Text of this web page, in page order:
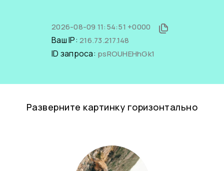
2026-08-09 11:54:51 +0000
Ваш IP: 216.73.217.148
ID запроса: psROUHEHhGk1
Разверните картинку горизонтально